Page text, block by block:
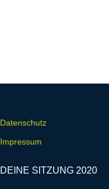
Datenschutz
Impressum
DEINE SITZUNG 2020